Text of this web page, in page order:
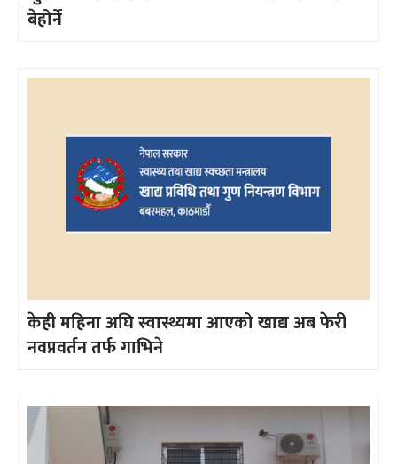
बेहोर्ने
केही महिना अघि स्वास्थ्यमा आएको खाद्य अब फेरी
नवप्रवर्तन तर्फ गाभिने